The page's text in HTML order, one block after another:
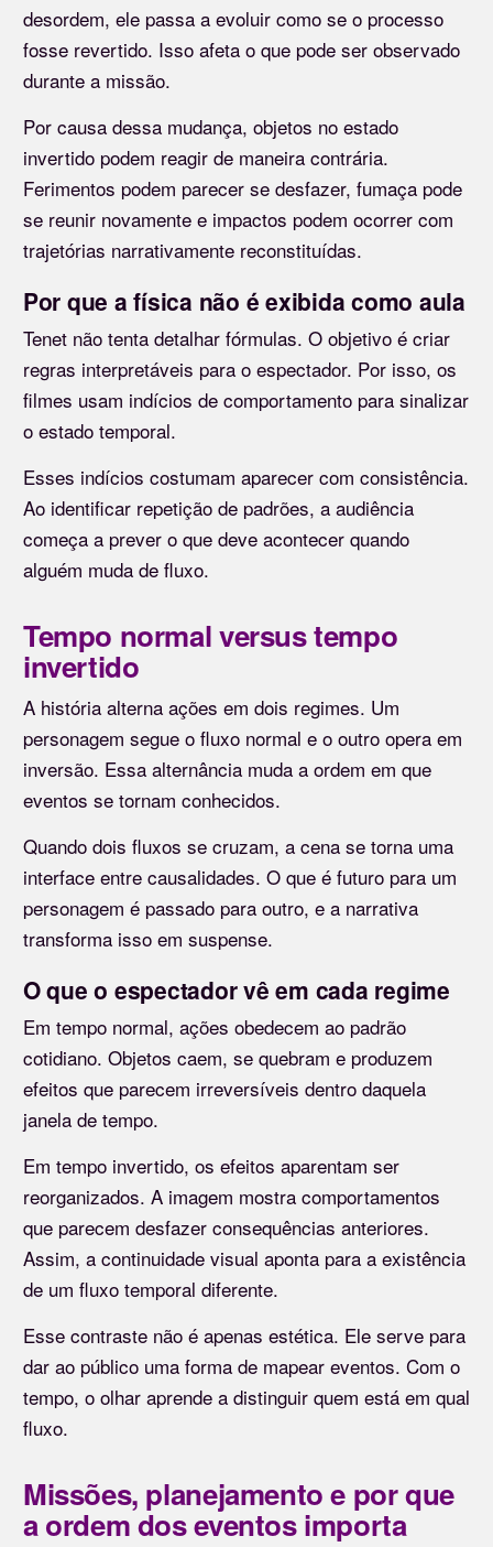
desordem, ele passa a evoluir como se o processo
fosse revertido. Isso afeta o que pode ser observado
durante a missão.
Por causa dessa mudança, objetos no estado
invertido podem reagir de maneira contrária.
Ferimentos podem parecer se desfazer, fumaça pode
se reunir novamente e impactos podem ocorrer com
trajetórias narrativamente reconstituídas.
Por que a física não é exibida como aula
Tenet não tenta detalhar fórmulas. O objetivo é criar
regras interpretáveis para o espectador. Por isso, os
filmes usam indícios de comportamento para sinalizar
o estado temporal.
Esses indícios costumam aparecer com consistência.
Ao identificar repetição de padrões, a audiência
começa a prever o que deve acontecer quando
alguém muda de fluxo.
Tempo normal versus tempo
invertido
A história alterna ações em dois regimes. Um
personagem segue o fluxo normal e o outro opera em
inversão. Essa alternância muda a ordem em que
eventos se tornam conhecidos.
Quando dois fluxos se cruzam, a cena se torna uma
interface entre causalidades. O que é futuro para um
personagem é passado para outro, e a narrativa
transforma isso em suspense.
O que o espectador vê em cada regime
Em tempo normal, ações obedecem ao padrão
cotidiano. Objetos caem, se quebram e produzem
efeitos que parecem irreversíveis dentro daquela
janela de tempo.
Em tempo invertido, os efeitos aparentam ser
reorganizados. A imagem mostra comportamentos
que parecem desfazer consequências anteriores.
Assim, a continuidade visual aponta para a existência
de um fluxo temporal diferente.
Esse contraste não é apenas estética. Ele serve para
dar ao público uma forma de mapear eventos. Com o
tempo, o olhar aprende a distinguir quem está em qual
fluxo.
Missões, planejamento e por que
a ordem dos eventos importa